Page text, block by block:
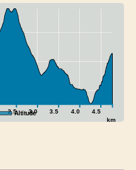
2.5 3.0 3.5 4.0 4.5
km
Altitude